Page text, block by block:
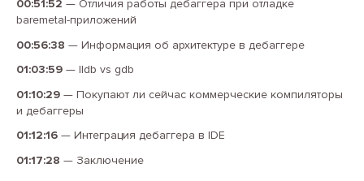
00:51:52 — Отличия работы дебаггера при отладке
baremetal-приложений
00:56:38 — Информация об архитектуре в дебаггере
01:03:59 — lldb vs gdb
01:10:29 — Покупают ли сейчас коммерческие компиляторы
и дебаггеры
01:12:16 — Интеграция дебаггера в IDE
01:17:28 — Заключение